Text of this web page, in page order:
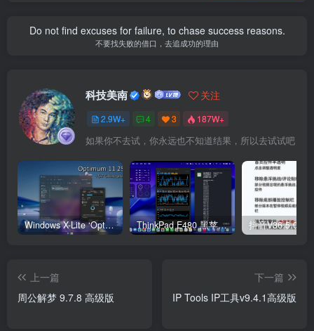
Do not find excuses for failure, to chase success reasons.
不要找失败的借口，去追成功的理由
科技美南 关注
2.9W+ 4 3 187W+
如果你不去试，你永远也不知道结果，所以去试试吧
Windows X-Lite ‘Optimum 11’ 25H2 Pro v2 ThinkPad E480 黑苹果完美Tahoe的EFI分享（2026.03.01更新） 抖音V36.5.0 内
上一篇
周公解梦 9.7.8 高级版
下一篇
IP Tools IP工具v9.4.1高级版